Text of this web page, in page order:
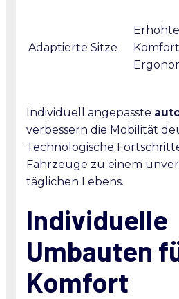
Adaptierte Sitze
Individuell angepasste
verbessern die Mobilität
Technologische
Fahrzeuge zu einem
täglichen Lebens.
Individuelle
Umbauten
Komfort